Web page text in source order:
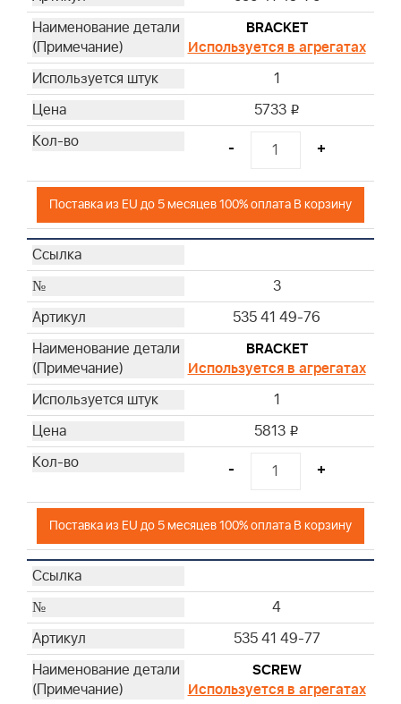
BRACKET
Используется в агрегатах
1
5733 i
- +
Поставка из EU до 5 месяцев 100% оплата В корзину
3
535 41 49-76
BRACKET
Используется в агрегатах
1
5813 i
- +
Поставка из EU до 5 месяцев 100% оплата В корзину
4
535 41 49-77
SCREW
Используется в агрегатах